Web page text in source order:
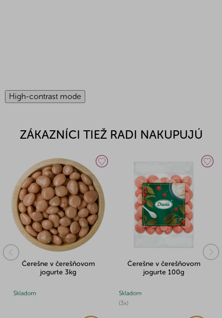
High-contrast mode
ZÁKAZNÍCI TIEŽ RADI NAKUPUJÚ
Čerešne v čerešňovom
jogurte 3kg
Skladom
Čerešne v čerešňovom
jogurte 100g
(3x)
Skladom